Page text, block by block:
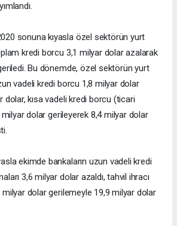
sonuna kıyasla özel sektörün yurt
kredi borcu 3,1 milyar dolar azalarak
Bu dönemde, özel sektörün yurt
vadeli kredi borcu 1,8 milyar dolar
dolar, kısa vadeli kredi borcu (ticari
dolar gerileyerek 8,4 milyar dolar
ekimde bankaların uzun vadeli kredi
3,6 milyar dolar azaldı, tahvil ihracı
milyar dolar gerilemeyle 19,9 milyar dolar